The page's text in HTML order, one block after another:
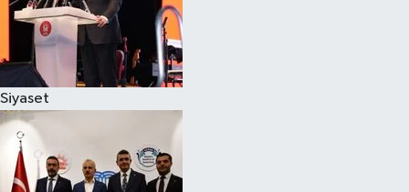
Siyaset
Sağlık
Siyaset
Teknoloji
Televizyon